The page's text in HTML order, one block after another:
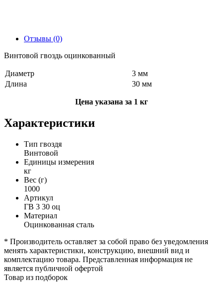
Отзывы (0)
Винтовой гвоздь оцинкованный
Диаметр
3 мм
Длина
30 мм
Цена указана за 1 кг
Характеристики
Тип гвоздя
Винтовой
Единицы измерения
кг
Вес (г)
1000
Артикул
ГВ 3 30 оц
Материал
Оцинкованная сталь
* Производитель оставляет за собой право без уведомления
менять характеристики, конструкцию, внешний вид и
комплектацию товара. Представленная информация не
является публичной офертой
Товар из подборок